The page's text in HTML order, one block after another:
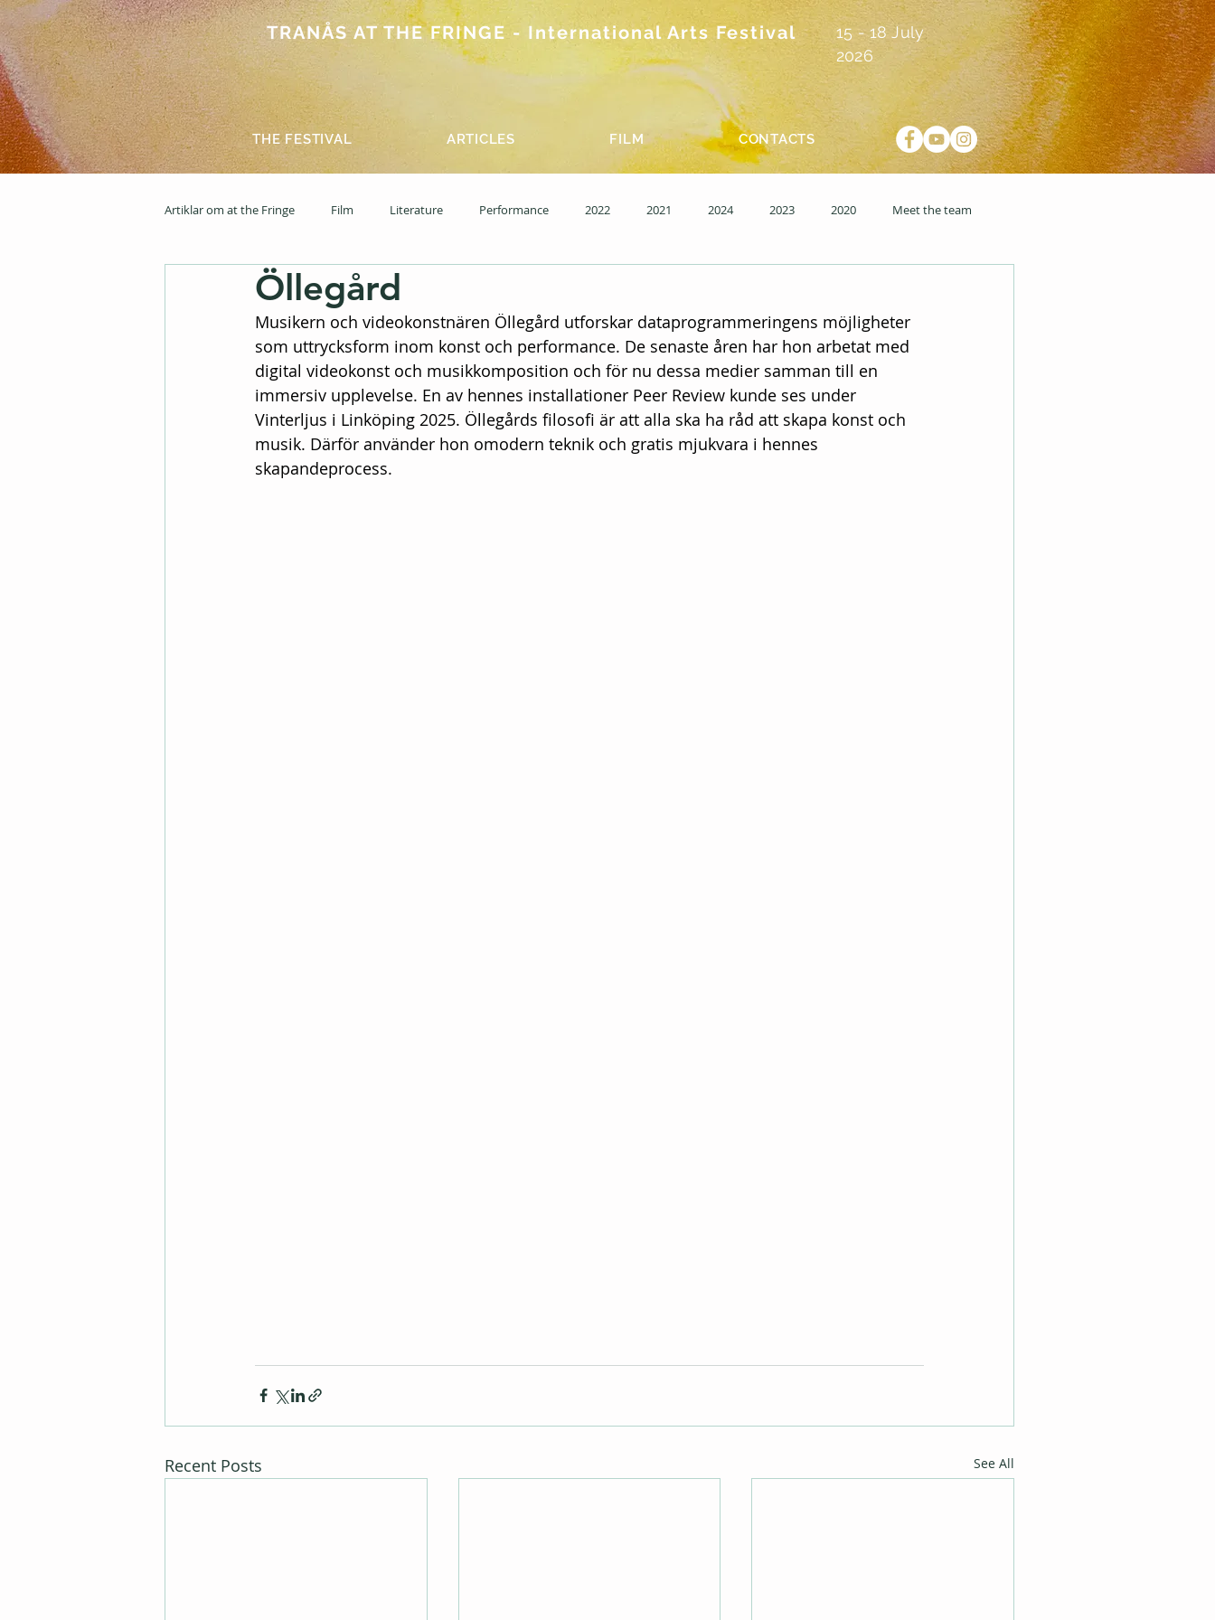
TRANÅS AT THE FRINGE - International Arts Festival
15 - 18 July
2026
THE FESTIVAL ARTICLES FILM CONTACTS
Artiklar om at the Fringe Film Literature Performance 2022 2021 2024 2023 2020 Meet the team
News feed 2026
Öllegård
Musikern och videokonstnären Öllegård utforskar dataprogrammeringens möjligheter
som uttrycksform inom konst och performance. De senaste åren har hon arbetat med
digital videokonst och musikkomposition och för nu dessa medier samman till en
immersiv upplevelse. En av hennes installationer Peer Review kunde ses under
Vinterljus i Linköping 2025. Öllegårds filosofi är att alla ska ha råd att skapa konst och
musik. Därför använder hon omodern teknik och gratis mjukvara i hennes
skapandeprocess.
Recent Posts See All